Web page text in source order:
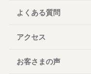
よくある質問
アクセス
お客さまの声